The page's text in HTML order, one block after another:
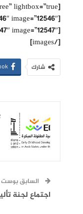
[images cols=”three” lightbox=”true”]
[image link=”12546″ image=”12546″]
[image link=”12547″ image=”12547″]
[/images]
شارك
السابق بوست
اجتماع لجنة